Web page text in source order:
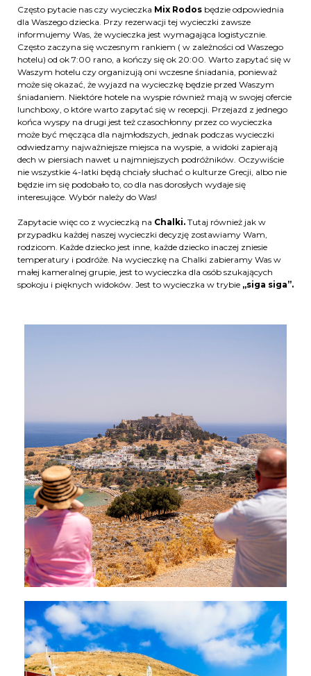
Często pytacie nas czy wycieczka Mix Rodos będzie odpowiednia
dla Waszego dziecka. Przy rezerwacji tej wycieczki zawsze
informujemy Was, że wycieczka jest wymagająca logistycznie.
Często zaczyna się wczesnym rankiem ( w zależności od Waszego
hotelu) od ok 7:00 rano, a kończy się ok 20:00. Warto zapytać się w
Waszym hotelu czy organizują oni wczesne śniadania, ponieważ
może się okazać, że wyjazd na wycieczkę będzie przed Waszym
śniadaniem. Niektóre hotele na wyspie również mają w swojej ofercie
lunchboxy, o które warto zapytać się w recepcji. Przejazd z jednego
końca wyspy na drugi jest też czasochłonny przez co wycieczka
może być męcząca dla najmłodszych, jednak podczas wycieczki
odwiedzamy najważniejsze miejsca na wyspie, a widoki zapierają
dech w piersiach nawet u najmniejszych podróżników. Oczywiście
nie wszystkie 4-latki będą chciały słuchać o kulturze Grecji, albo nie
będzie im się podobało to, co dla nas dorosłych wydaje się
interesujące. Wybór należy do Was!
Zapytacie więc co z wycieczką na Chalki. Tutaj również jak w
przypadku każdej naszej wycieczki decyzję zostawiamy Wam,
rodzicom. Każde dziecko jest inne, każde dziecko inaczej zniesie
temperatury i podróże. Na wycieczkę na Chalki zabieramy Was w
małej kameralnej grupie, jest to wycieczka dla osób szukających
spokoju i pięknych widoków. Jest to wycieczka w trybie „siga siga”.